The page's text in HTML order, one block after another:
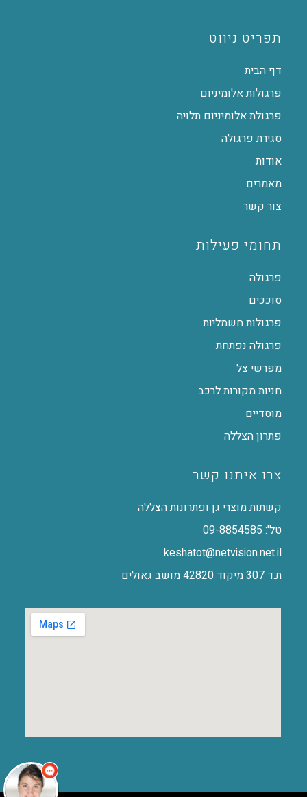
תפריט ניווט
דף הבית
פרגולות אלומיניום
פרגולת אלומיניום תלויה
סגירת פרגולה
אודות
מאמרים
צור קשר
תחומי פעילות
פרגולה
סוככים
פרגולות חשמליות
פרגולה נפתחת
מפרשי צל
חניות מקורות לרכב
מוסדיים
פתרון הצללה
צרו איתנו קשר
קשתות מוצרי גן ופתרונות הצללה
טל': 09-8854585
keshatot@netvision.net.il
ת.ד 307 מיקוד 42820 מושב גאולים
שיחה.